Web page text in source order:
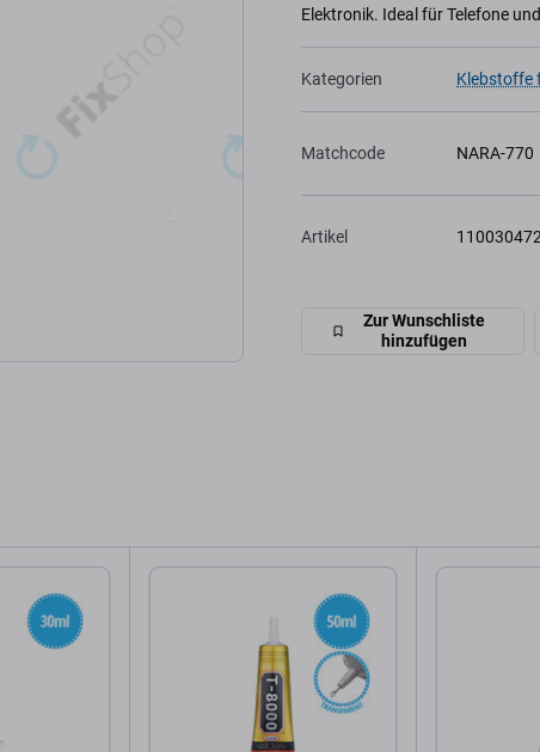
Elektronik. Ideal für Telefone
Kategorien Klebstoffe
Matchcode NARA-770
Artikel
Zur Wunschliste
hinzufügen